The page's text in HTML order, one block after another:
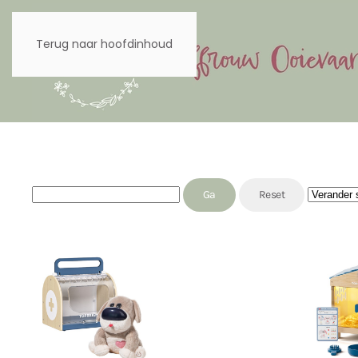
Terug naar hoofdinhoud
J2STORE_SEARCH Sort by